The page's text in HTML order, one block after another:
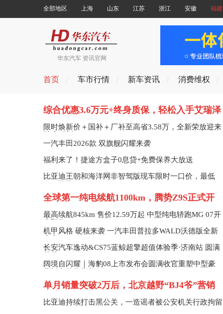
全部地区 上海 山东 江苏 浙江 安徽 福建
华东汽车 资讯官网
首页 车市行情 新车资讯 消费维权
综合优惠3.6万元+终身质保，轻松入手艾瑞泽
限时焕新价＋国补＋厂补至高省3.58万，全新荣放迎来
一汽丰田2026款 双旗舰闪耀来袭
福利来了！捷途方盒子0息贷+免费保养大放送
比亚迪王朝和海洋网非智驾版现车限时一口价，最低
全球第一纯电续航1100km，腾势Z9S正式开
最高续航845km 售价12.59万起 中型纯电轿跑MG 07开
机甲风格 硬核来袭 一汽丰田普拉多WALD沃德版全新
长安汽车逸动&CS75蓝鲸超擎超值体验季·济南站 圆满
阔境自闪耀｜海豹08上市发布会圆满收官重塑中型豪
单月销量突破2万后，北京越野“BJ4爷”营销
比亚迪持续打击黑公关，一造谣者被公安机关行政拘留